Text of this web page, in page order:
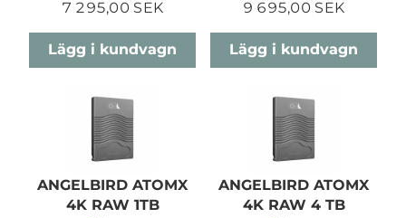
7 295,00 SEK
Lägg i kundvagn
9 695,00 SEK
Lägg i kundvagn
ANGELBIRD ATOMX
4K RAW 1TB
ANGELBIRD ATOMX
4K RAW 4 TB